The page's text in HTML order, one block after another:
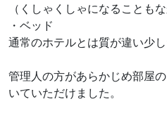
（くしゃくしゃになることも
・ベッド
通常のホテルとは質が違い少し
管理人の方があらかじめ部屋
いていただけました。